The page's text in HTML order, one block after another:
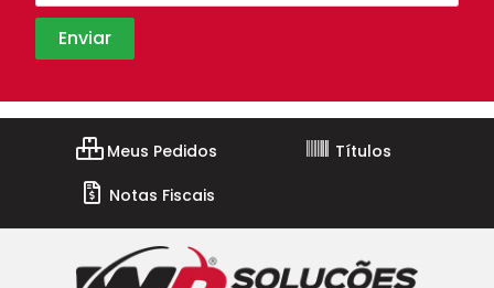
Meus Pedidos
Títulos
Notas Fiscais